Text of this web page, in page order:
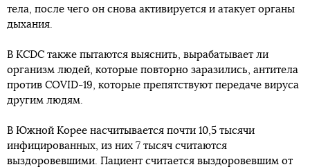
тела, после чего он снова активируется и атакует органы
дыхания.
В KCDC также пытаются выяснить, вырабатывает ли
организм людей, которые повторно заразились, антитела
против COVID-19, которые препятствуют передаче вируса
другим людям.
В Южной Корее насчитывается почти 10,5 тысячи
инфицированных, из них 7 тысяч считаются
выздоровевшими. Пациент считается выздоровевшим от